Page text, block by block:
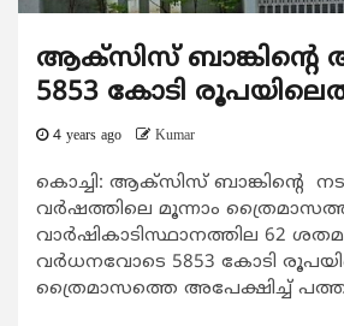
ആക്സിസ് ബാങ്കിന്‍റെ
5853 കോടി
4 years ago Kumar
കൊച്ചി: ആക്സിസ് ബാങ്കിന്‍റെ
വര്‍ഷത്തിലെ മൂന്നാം
വാര്‍ഷികാടിസ്ഥാനത്തില 62
വര്‍ധനവോടെ 5853 കോടി
ത്രൈമാസത്തെ അപേക്ഷിച്ച്